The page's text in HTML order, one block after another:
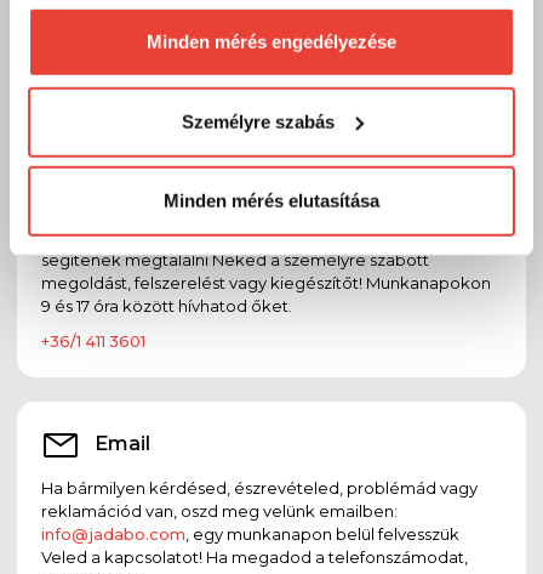
biztosításához arra kérünk, hogy engedd meg
számunkra minden mérés használatát.
Természetesensoha semmilyen formában nem fogunk
megváltoztathatod a döntésed ezzel kapcsolatban.
Előre is köszönjük!
Minden mérés engedélyezése
Személyre szabás
Minden mérés elutasítása
horgászeszközöket!
Hívj és segítünk, hogy mivel tudsz sikeres lenni a parton vagy a
Telefon
Szakértő kollégáink válaszolnak a kérdéseidre és
segítenek megtalálni Neked a személyre szabott
megoldást, felszerelést vagy kiegészítőt! Munkanapokon
9 és 17 óra között hívhatod őket.
+36/1 411 3601
Email
Ha bármilyen kérdésed, észrevételed, problémád vagy
reklamációd van, oszd meg velünk emailben:
info@jadabo.com , egy munkanapon belül felvesszük
Veled a kapcsolatot! Ha megadod a telefonszámodat,